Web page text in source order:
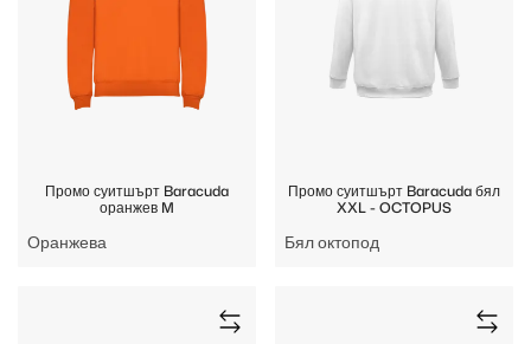
Промо суитшърт Baracuda
оранжев M
Оранжева
Промо суитшърт Baracuda бял
XXL - OCTOPUS
Бял октопод